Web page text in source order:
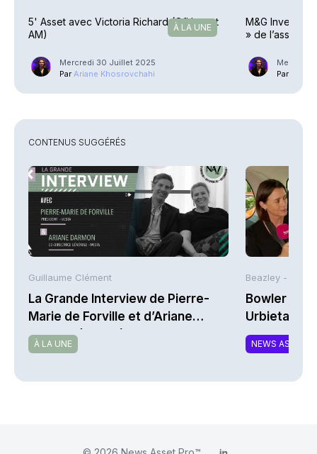
À LA UNE
5' Asset avec Victoria Richard (Ofi Invest
AM)
Mercredi 30 Juillet 2025
Par Ariane Khosrovchahi
M&G
» de l’asset
Mercredi
Par
CONTENUS SUGGÉRÉS
Guillaume Clément
La Grande Interview de Pierre-
Marie de Forville et d’Ariane
Darmon (Ivesta)
À LA UNE
Beazley -
Bowler
Urbieta |
NEWS